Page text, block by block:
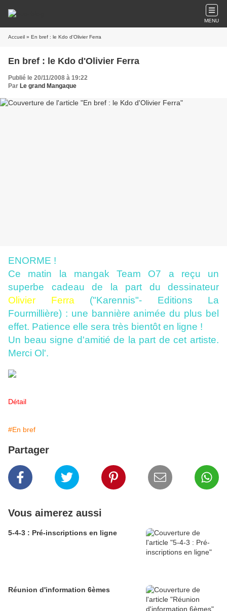
MENU
Accueil » En bref : le Kdo d'Olivier Ferra
En bref : le Kdo d'Olivier Ferra
Publié le 20/11/2008 à 19:22
Par Le grand Mangaque
ENORME !
Ce matin la mangak Team O7 a reçu un
superbe cadeau de la part du dessinateur
Olivier Ferra
("Karennis"- Editions La
Fourmillière) : une bannière animée du plus bel
effet. Patience elle sera très bientôt en ligne !
Un beau signe d'amitié de la part de cet artiste.
Merci Ol'.
Détail
#En bref
Partager
Vous aimerez aussi
5-4-3 : Pré-inscriptions en ligne
Réunion d'information 6èmes